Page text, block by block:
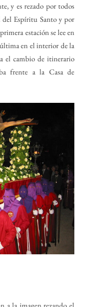
y es rezado por todos
Espíritu Santo y por
estación se lee en
en el interior de la
el cambio de itinerario
frente a la Casa de